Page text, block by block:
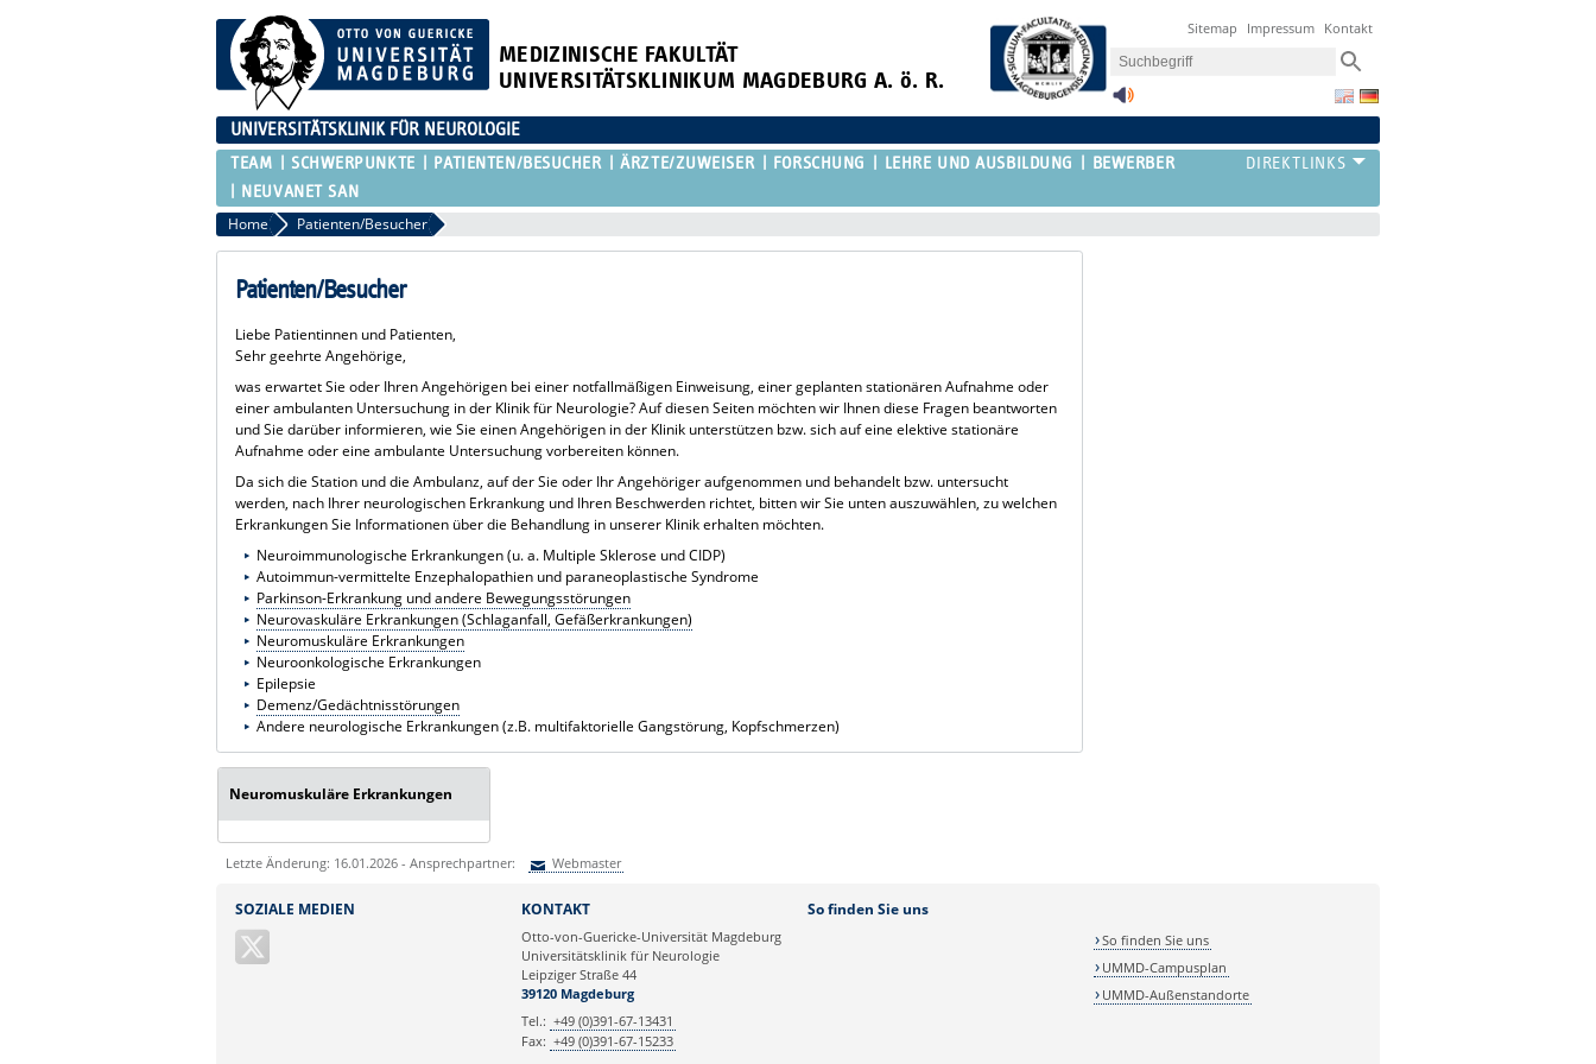
MEDIZINISCHE FAKULTÄT
UNIVERSITÄTSKLINIKUM MAGDEBURG A. ö. R.
Sitemap Impressum Kontakt
UNIVERSITÄTSKLINIK FÜR NEUROLOGIE
TEAM SCHWERPUNKTE PATIENTEN/BESUCHER ÄRZTE/ZUWEISER FORSCHUNG LEHRE UND AUSBILDUNG
BEWERBER
NEUVANET SAN
Home Patienten/Besucher
Patienten/Besucher
Liebe Patientinnen und Patienten,
Sehr geehrte Angehörige,
was erwartet Sie oder Ihren Angehörigen bei einer notfallmäßigen Einweisung, einer geplanten stationären Aufnahme oder
einer ambulanten Untersuchung in der Klinik für Neurologie? Auf diesen Seiten möchten wir Ihnen diese Fragen beantworten
und Sie darüber informieren, wie Sie einen Angehörigen in der Klinik unterstützen bzw. sich auf eine elektive stationäre
Aufnahme oder eine ambulante Untersuchung vorbereiten können.
Da sich die Station und die Ambulanz, auf der Sie oder Ihr Angehöriger aufgenommen und behandelt bzw. untersucht
werden, nach Ihrer neurologischen Erkrankung und Ihren Beschwerden richtet, bitten wir Sie unten auszuwählen, zu welchen
Erkrankungen Sie Informationen über die Behandlung in unserer Klinik erhalten möchten.
Neuroimmunologische Erkrankungen (u. a. Multiple Sklerose und CIDP)
Autoimmun-vermittelte Enzephalopathien und paraneoplastische Syndrome
Parkinson-Erkrankung und andere Bewegungsstörungen
Neurovaskuläre Erkrankungen (Schlaganfall, Gefäßerkrankungen)
Neuromuskuläre Erkrankungen
Neuroonkologische Erkrankungen
Epilepsie
Demenz/Gedächtnisstörungen
Andere neurologische Erkrankungen (z.B. multifaktorielle Gangstörung, Kopfschmerzen)
Neuromuskuläre Erkrankungen
Letzte Änderung: 16.01.2026 - Ansprechpartner: Webmaster
Ihre E-Mailadresse:
SOZIALE MEDIEN KONTAKT
Otto-von-Guericke-Universität Magdeburg
Universitätsklinik für Neurologie
Leipziger Straße 44
39120 Magdeburg
Tel.: +49 (0)391-67-13431
Fax: +49 (0)391-67-15233
So finden Sie uns
So finden Sie uns
UMMD-Campusplan
UMMD-Außenstandorte